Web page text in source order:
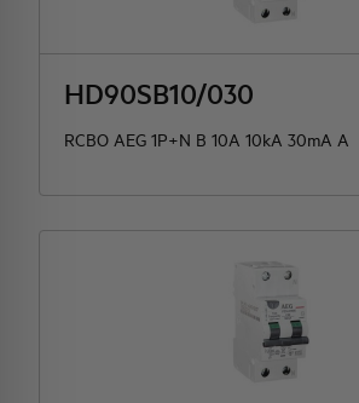
HD90SB10/030
RCBO AEG 1P+N B 10A 10kA 30mA A